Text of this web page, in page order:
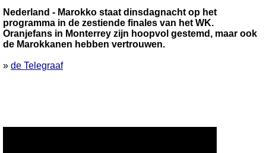
Nederland - Marokko staat dinsdagnacht op het
programma in de zestiende finales van het WK.
Oranjefans in Monterrey zijn hoopvol gestemd, maar ook
de Marokkanen hebben vertrouwen.
» de Telegraaf